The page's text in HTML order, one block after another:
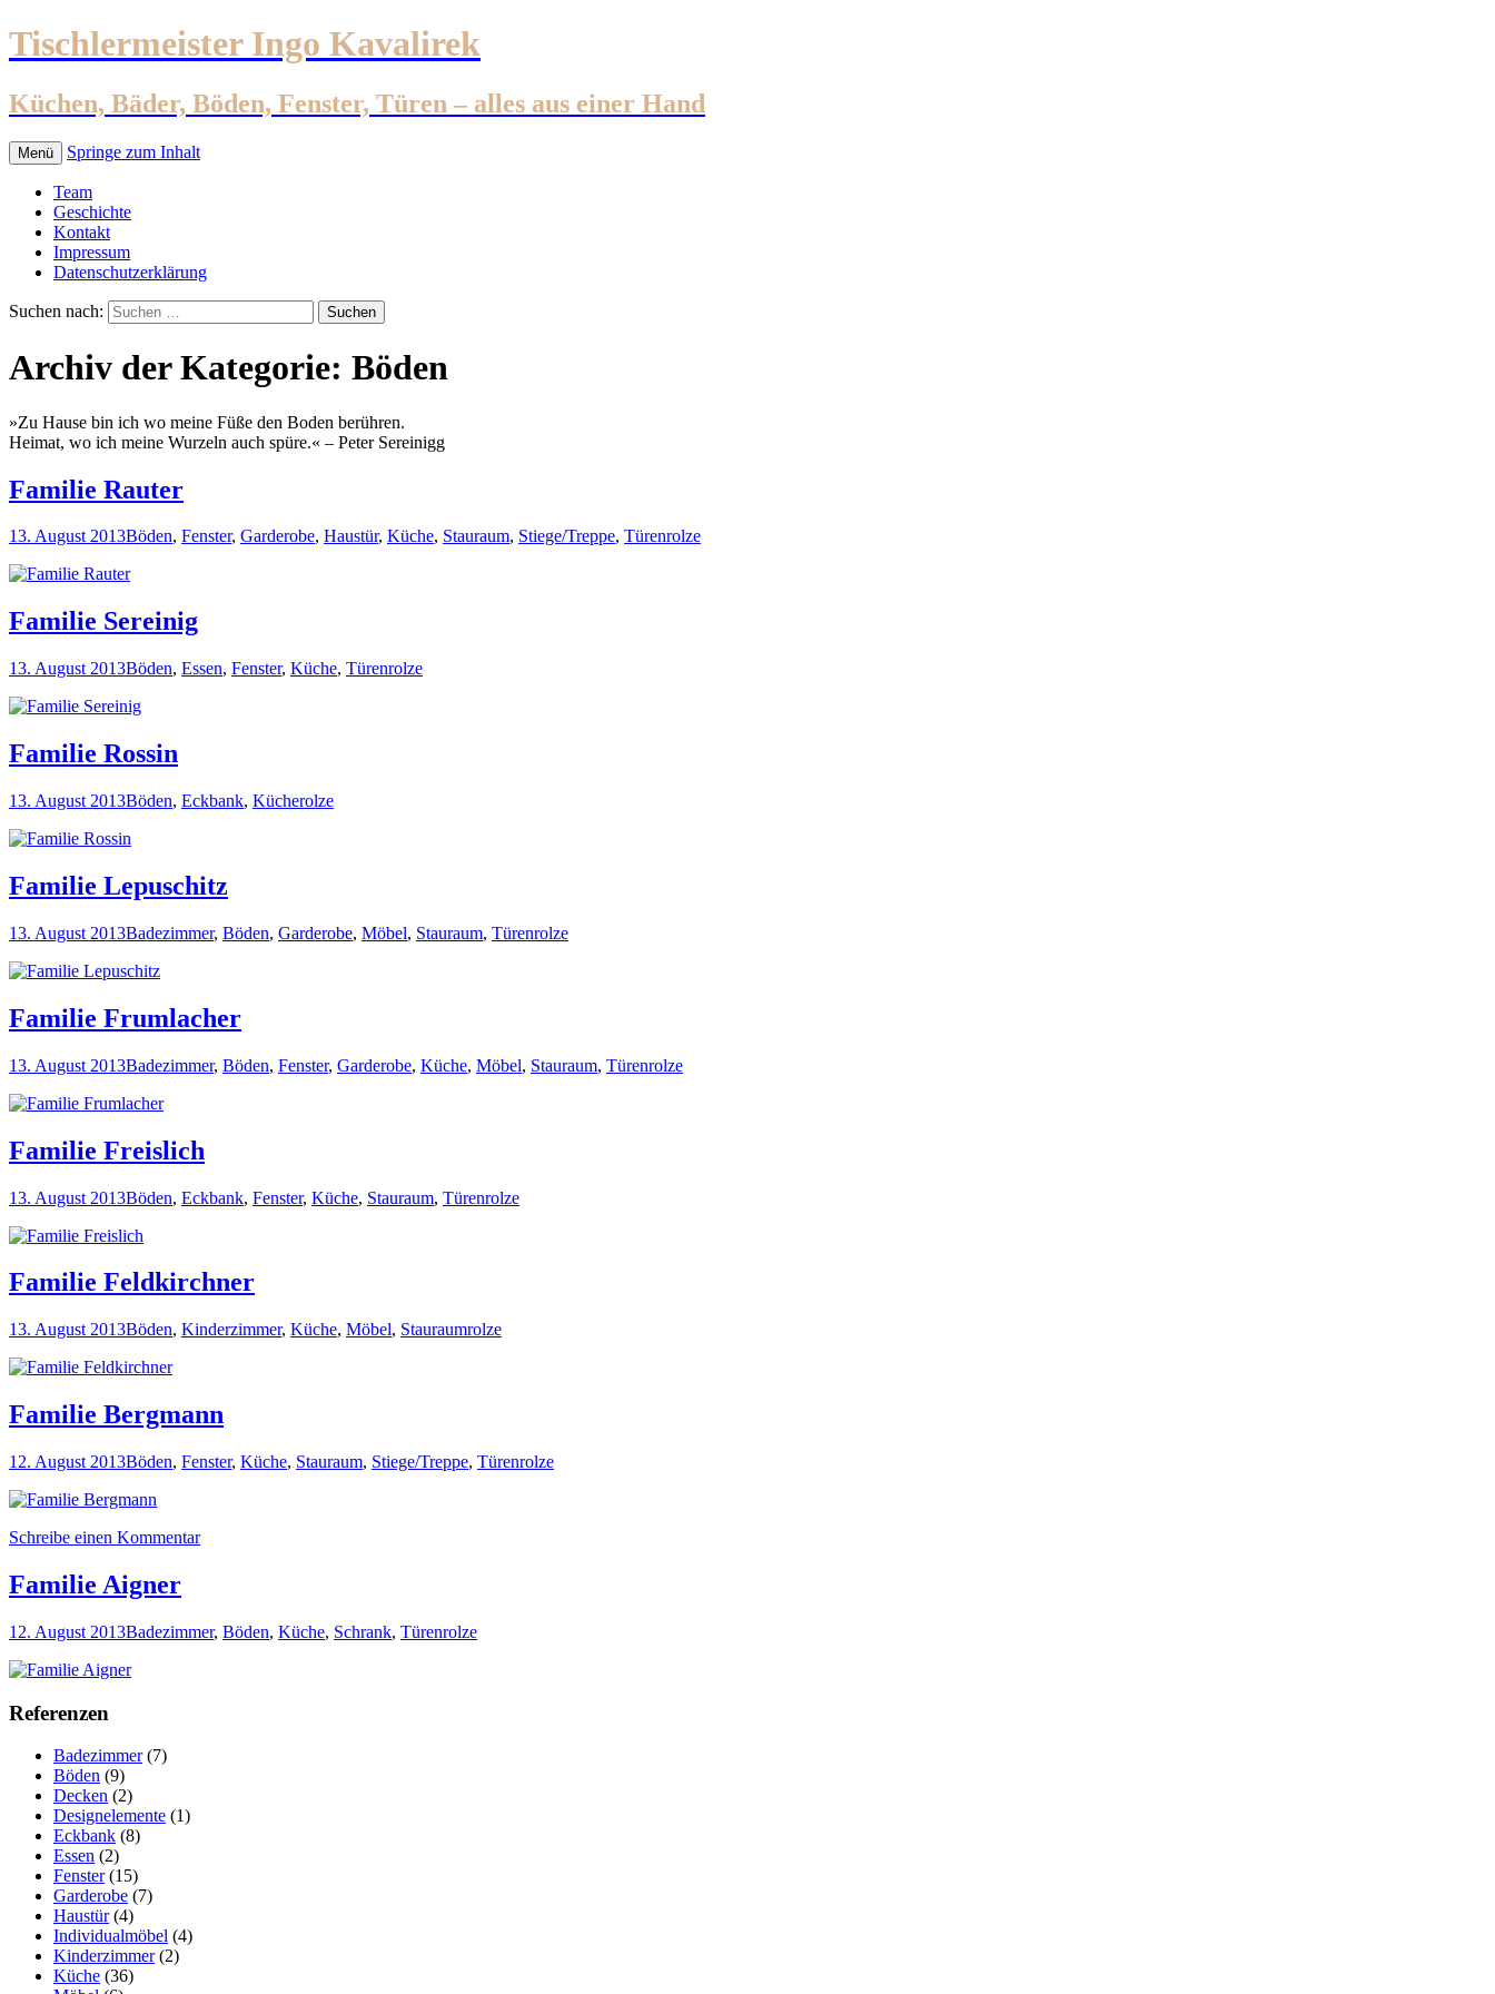
Tischlermeister Ingo Kavalirek
Küchen, Bäder, Böden, Fenster, Türen – alles aus einer Hand
Menü Springe zum Inhalt
Team
Geschichte
Kontakt
Impressum
Datenschutzerklärung
Suchen nach:
Archiv der Kategorie: Böden
»Zu Hause bin ich wo meine Füße den Boden berühren.
Heimat, wo ich meine Wurzeln auch spüre.« – Peter Sereinigg
Familie Rauter
13. August 2013Böden, Fenster, Garderobe, Haustür, Küche, Stauraum, Stiege/Treppe, Türenrolze
Familie Sereinig
13. August 2013Böden, Essen, Fenster, Küche, Türenrolze
Familie Rossin
13. August 2013Böden, Eckbank, Kücherolze
Familie Lepuschitz
13. August 2013Badezimmer, Böden, Garderobe, Möbel, Stauraum, Türenrolze
Familie Frumlacher
13. August 2013Badezimmer, Böden, Fenster, Garderobe, Küche, Möbel, Stauraum, Türenrolze
Familie Freislich
13. August 2013Böden, Eckbank, Fenster, Küche, Stauraum, Türenrolze
Familie Feldkirchner
13. August 2013Böden, Kinderzimmer, Küche, Möbel, Stauraumrolze
Familie Bergmann
12. August 2013Böden, Fenster, Küche, Stauraum, Stiege/Treppe, Türenrolze
Schreibe einen Kommentar
Familie Aigner
12. August 2013Badezimmer, Böden, Küche, Schrank, Türenrolze
Referenzen
Badezimmer(7)
Böden (9)
Decken (2)
Designelemente (1)
Eckbank (8)
Essen (2)
Fenster(15)
Garderobe (7)
Haustür(4)
Individualmöbel (4)
Kinderzimmer(2)
Küche (36)